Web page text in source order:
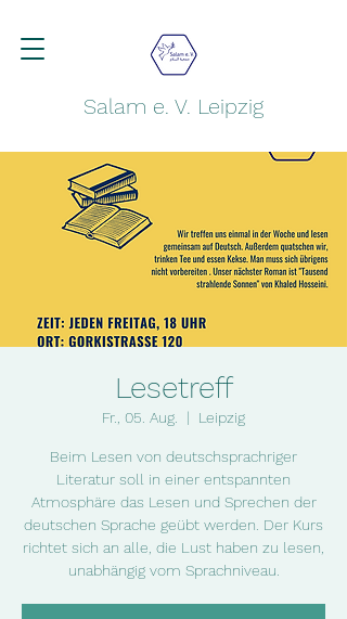
Salam e. V. Leipzig
Lesetreff
Fr., 05. Aug.
  |
Leipzig
Beim Lesen von deutschsprachriger
Literatur soll in einer entspannten
Atmosphäre das Lesen und Sprechen der
deutschen Sprache geübt werden. Der Kurs
richtet sich an alle, die Lust haben zu lesen,
unabhängig vom Sprachniveau.